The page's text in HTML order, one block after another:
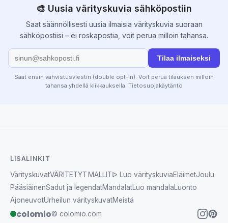
🎨 Uusia värityskuvia sähköpostiin
Saat säännöllisesti uusia ilmaisia värityskuvia suoraan
sähköpostiisi – ei roskapostia, voit perua milloin tahansa.
Tilaa ilmaiseksi
Saat ensin vahvistusviestin (double opt-in). Voit perua tilauksen milloin
tahansa yhdellä klikkauksella. Tietosuojakäytäntö
LISÄLINKIT
VärityskuvatVÄRITETYT MALLITᐅ Luo värityskuviaEläimetJoulu
PääsiäinenSadut ja legendatMandalatLuo mandalaLuonto
AjoneuvotUrheilun värityskuvatMeistä
colomio© colomio.com